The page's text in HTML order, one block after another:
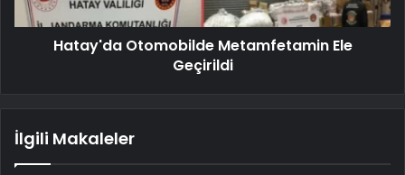
Hatay'da Otomobilde Metamfetamin Ele
Geçirildi
İlgili Makaleler